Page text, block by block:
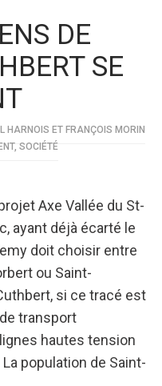
DE
SE
HARNOIS ET FRANÇOIS MORIN
, SOCIÉTÉ
Axe Vallée du St-
ayant déjà écarté le
doit choisir entre
ou Saint-
si ce tracé est
transport
hautes tension
population de Saint-